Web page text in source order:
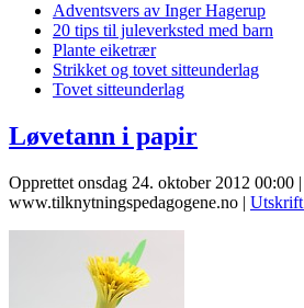
Adventsvers av Inger Hagerup
20 tips til juleverksted med barn
Plante eiketrær
Strikket og tovet sitteunderlag
Tovet sitteunderlag
Løvetann i papir
Opprettet onsdag 24. oktober 2012 00:00 |
www.tilknytningspedagogene.no | Utskrift